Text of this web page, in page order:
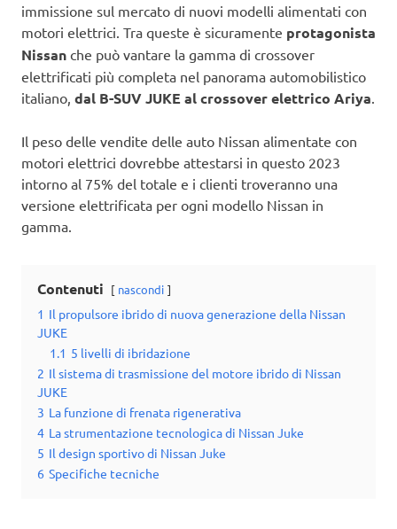
immissione sul mercato di nuovi modelli alimentati con
motori elettrici. Tra queste è sicuramente protagonista
Nissan che può vantare la gamma di crossover
elettrificati più completa nel panorama automobilistico
italiano, dal B-SUV JUKE al crossover elettrico Ariya
Il peso delle vendite delle auto Nissan alimentate con
motori elettrici dovrebbe attestarsi in questo 2023
intorno al 75% del totale e i clienti troveranno una
versione elettrificata per ogni modello Nissan in
gamma.
Contenuti nascondi
1 Il propulsore ibrido di nuova generazione della Nissan
JUKE
1.1 5 livelli di ibridazione
2 Il sistema di trasmissione del motore ibrido di Nissan
JUKE
3 La funzione di frenata rigenerativa
4 La strumentazione tecnologica di Nissan Juke
5 Il design sportivo di Nissan Juke
6 Specifiche tecniche